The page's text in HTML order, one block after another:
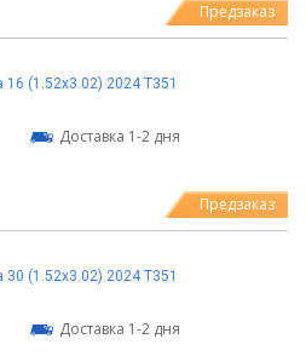
Предзаказ
(1.52х3.02) 2024 T351
Доставка 1-2 дня
Предзаказ
(1.52х3.02) 2024 T351
Доставка 1-2 дня